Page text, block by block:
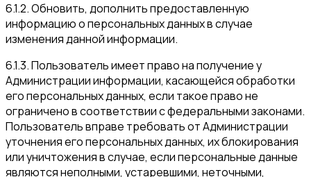
6.1.2. Обновить, дополнить предоставленную
информацию о персональных данных в случае
изменения данной информации.
6.1.3. Пользователь имеет право на получение у
Администрации информации, касающейся обработки
его персональных данных, если такое право не
ограничено в соответствии с федеральными законами.
Пользователь вправе требовать от Администрации
уточнения его персональных данных, их блокирования
или уничтожения в случае, если персональные данные
являются неполными, устаревшими, неточными,